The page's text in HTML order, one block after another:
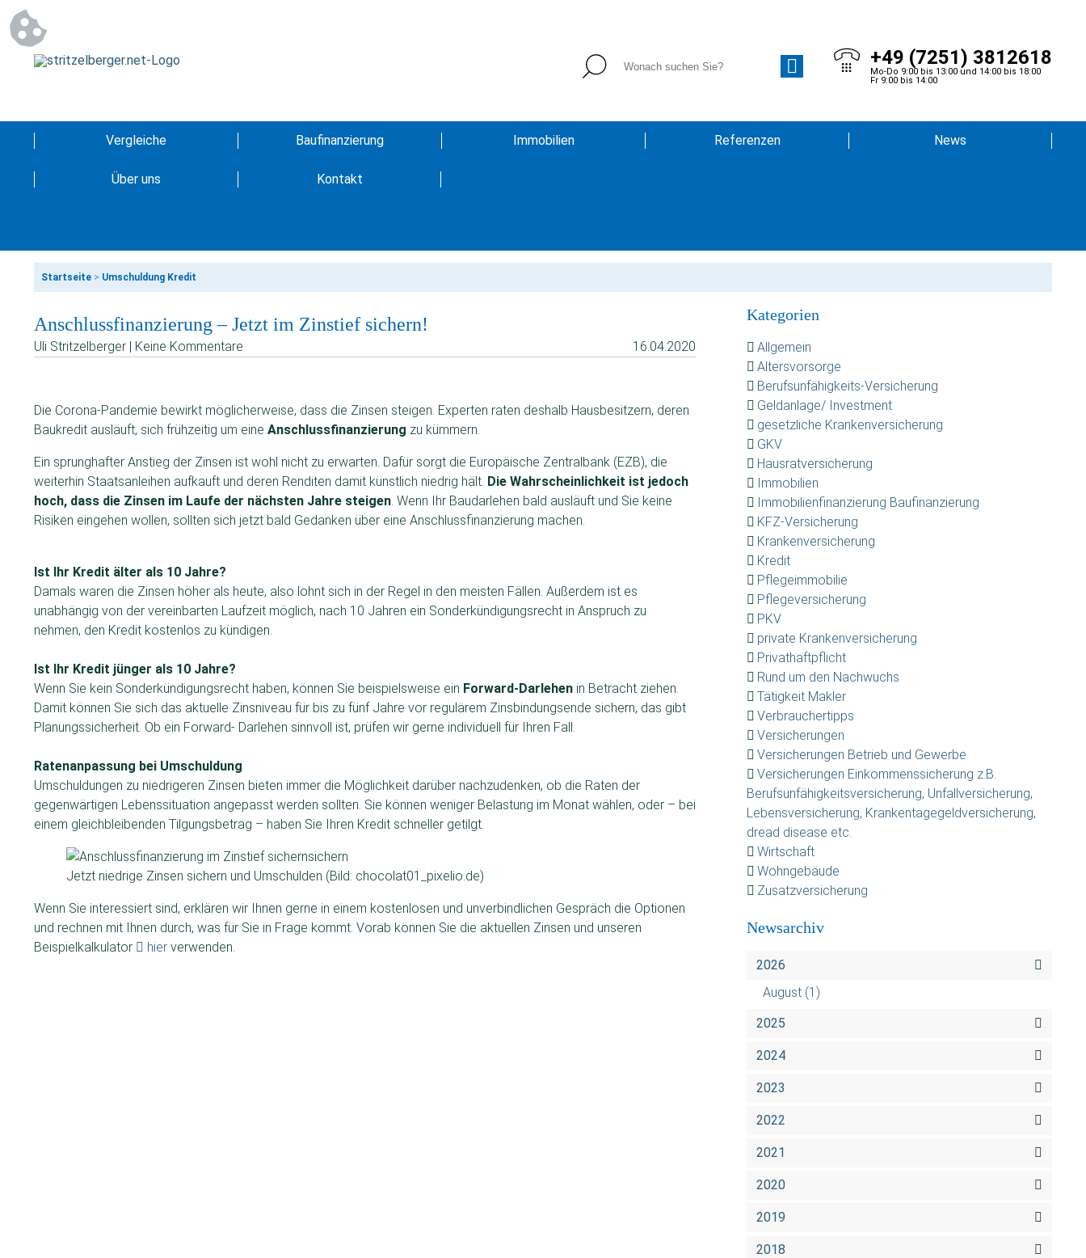
+49 (7251) 3812618
Mo-Do 9:00 bis 13:00 und 14:00 bis 18:00
Fr 9:00 bis 14:00
Vergleiche Baufinanzierung Immobilien Referenzen News
Über uns Kontakt
Startseite > Umschuldung Kredit
Anschlussfinanzierung – Jetzt im Zinstief sichern!
Uli Stritzelberger | Keine Kommentare 16.04.2020
Die Corona-Pandemie bewirkt möglicherweise, dass die Zinsen steigen. Experten raten deshalb Hausbesitzern, deren
Baukredit ausläuft, sich frühzeitig um eine Anschlussfinanzierung zu kümmern.
Ein sprunghafter Anstieg der Zinsen ist wohl nicht zu erwarten. Dafür sorgt die Europäische Zentralbank (EZB), die
weiterhin Staatsanleihen aufkauft und deren Renditen damit künstlich niedrig hält. Die Wahrscheinlichkeit ist jedoch
hoch, dass die Zinsen im Laufe der nächsten Jahre steigen. Wenn Ihr Baudarlehen bald ausläuft und Sie keine
Risiken eingehen wollen, sollten sich jetzt bald Gedanken über eine Anschlussfinanzierung machen.
Ist Ihr Kredit älter als 10 Jahre?
Damals waren die Zinsen höher als heute, also lohnt sich in der Regel in den meisten Fällen. Außerdem ist es
unabhängig von der vereinbarten Laufzeit möglich, nach 10 Jahren ein Sonderkündigungsrecht in Anspruch zu
nehmen, den Kredit kostenlos zu kündigen.
Ist Ihr Kredit jünger als 10 Jahre?
Wenn Sie kein Sonderkündigungsrecht haben, können Sie beispielsweise ein Forward-Darlehen in Betracht ziehen.
Damit können Sie sich das aktuelle Zinsniveau für bis zu fünf Jahre vor regulärem Zinsbindungsende sichern, das gibt
Planungssicherheit. Ob ein Forward- Darlehen sinnvoll ist, prüfen wir gerne individuell für Ihren Fall.
Ratenanpassung bei Umschuldung
Umschuldungen zu niedrigeren Zinsen bieten immer die Möglichkeit darüber nachzudenken, ob die Raten der
gegenwärtigen Lebenssituation angepasst werden sollten. Sie können weniger Belastung im Monat wählen, oder – bei
einem gleichbleibenden Tilgungsbetrag – haben Sie Ihren Kredit schneller getilgt.
Jetzt niedrige Zinsen sichern und Umschulden (Bild: chocolat01_pixelio.de)
Wenn Sie interessiert sind, erklären wir Ihnen gerne in einem kostenlosen und unverbindlichen Gespräch die Optionen
und rechnen mit Ihnen durch, was für Sie in Frage kommt. Vorab können Sie die aktuellen Zinsen und unseren
Beispielkalkulator
hier verwenden.
Kategorien
Allgemein
Altersvorsorge
Berufsunfähigkeits-Versicherung
Geldanlage/ Investment
gesetzliche Krankenversicherung
GKV
Hausratversicherung
Immobilien
Immobilienfinanzierung Baufinanzierung
KFZ-Versicherung
Krankenversicherung
Kredit
Pflegeimmobilie
Pflegeversicherung
PKV
private Krankenversicherung
Privathaftpflicht
Rund um den Nachwuchs
Tätigkeit Makler
Verbrauchertipps
Versicherungen
Versicherungen Betrieb und Gewerbe
Versicherungen Einkommenssicherung z.B.
Berufsunfähigkeitsversicherung, Unfallversicherung,
Lebensversicherung, Krankentagegeldversicherung,
dread disease etc.
Wirtschaft
Wohngebäude
Zusatzversicherung
Newsarchiv
2026
August (1)
2025
2024
2023
2022
2021
2020
2019
2018